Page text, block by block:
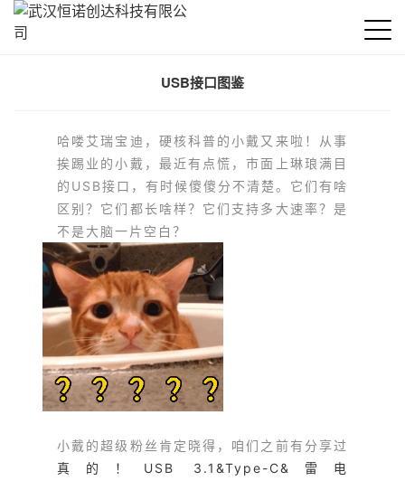
USB接口图鉴
哈喽艾瑞宝迪，硬核科普的小戴又来啦！
从事
挨踢业的小戴，最近有点慌，市面上琳琅满目
的USB接口，有时候傻傻分不清楚。 它们有啥
区别？ 它们都长啥样？ 它们支持多大速率？ 是
不是大脑一片空白？
小戴的超级粉丝肯定晓得，咱们之前有分享过
真的！USB 3.1&Type-C&雷电